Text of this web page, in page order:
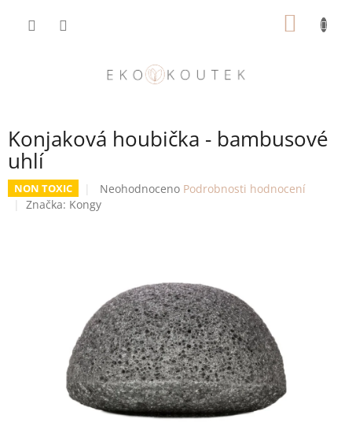
Konjaková houbička - bambusové
uhlí
NON TOXIC
Průměrné
hodnocení
hvězdiček.
Neohodnoceno Podrobnosti hodnocení
Značka: Kongy